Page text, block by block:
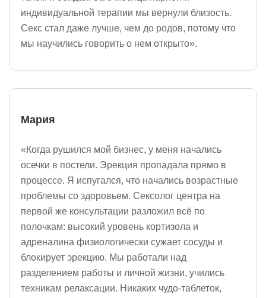
индивидуальной терапии мы вернули близость.
Секс стал даже лучше, чем до родов, потому что
мы научились говорить о нем открыто».
Мария
«Когда рушился мой бизнес, у меня начались
осечки в постели. Эрекция пропадала прямо в
процессе. Я испугался, что начались возрастные
проблемы со здоровьем. Сексолог центра на
первой же консультации разложил всё по
полочкам: высокий уровень кортизола и
адреналина физиологически сужает сосуды и
блокирует эрекцию. Мы работали над
разделением работы и личной жизни, учились
техникам релаксации. Никаких чудо-таблеток,